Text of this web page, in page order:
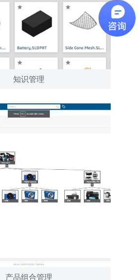
知识管理
产品组合管理